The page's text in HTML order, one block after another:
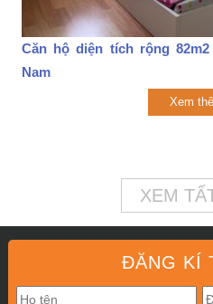
Căn hộ diện tích rộng
Nam
Xem
XEM
ĐĂNG KÍ